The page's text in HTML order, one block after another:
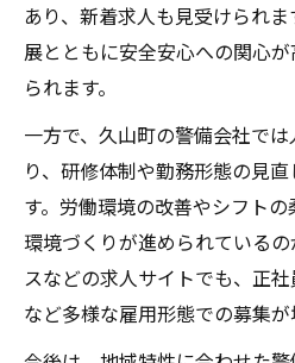
あり、新着求人も見受けられ
展とともに安全安心への関心
られます。
一方で、久山町の警備会社で
り、研修体制や勤務形態の見
す。労働環境の改善やシフト
環境づくりが進められている
スなどの求人サイトでも、正
など多様な雇用形態での募集が